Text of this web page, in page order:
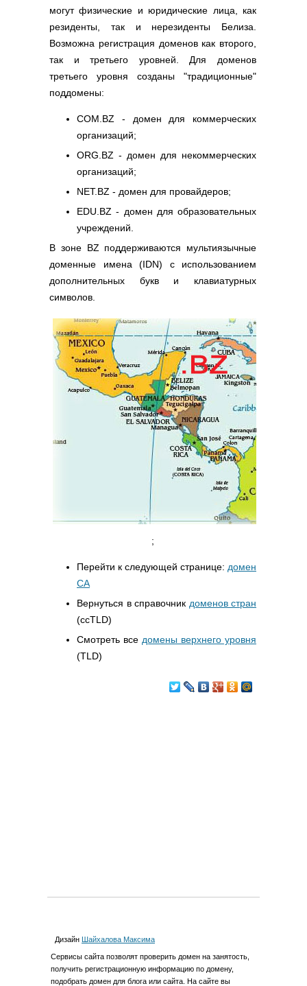
могут физические и юридические лица, как
резиденты, так и нерезиденты Белиза.
Возможна регистрация доменов как второго,
так и третьего уровней. Для доменов
третьего уровня созданы "традиционные"
поддомены:
COM.BZ - домен для коммерческих
организаций;
ORG.BZ - домен для некоммерческих
организаций;
NET.BZ - домен для провайдеров;
EDU.BZ - домен для образовательных
учреждений.
В зоне BZ поддерживаются мультиязычные
доменные имена (IDN) с использованием
дополнительных букв и клавиатурных
символов.
;
Перейти к следующей странице: домен
CA
Вернуться в справочник доменов стран
(ccTLD)
Смотреть все домены верхнего уровня
(TLD)
Дизайн Шайхалова Максима
Cервиcы сайта позволят проверить домен на занятость,
получить регистрационную информацию по домену,
подобрать домен для блога или сайта. На сайте вы